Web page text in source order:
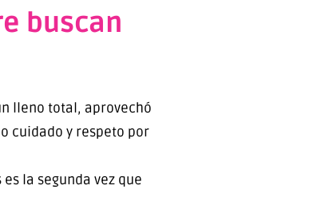
buscan
lleno total, aprovechó
cuidado y respeto por
la segunda vez que